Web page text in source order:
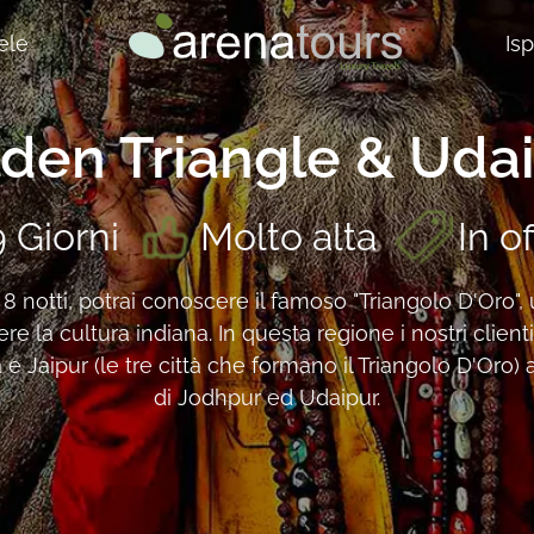
Triangle &
Giorni Molto alta In
notti, potrai conoscere il famoso "Triangolo
la cultura indiana. In questa regione i nostri
e Jaipur (le tre città che formano il Triangolo D'Oro)
di Jodhpur ed Udaipur.